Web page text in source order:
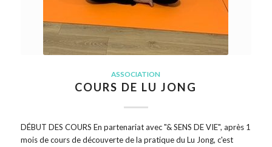
ASSOCIATION
COURS DE LU JONG
DÉBUT DES COURS En partenariat avec "& SENS DE VIE", après 1
mois de cours de découverte de la pratique du Lu Jong, c'est